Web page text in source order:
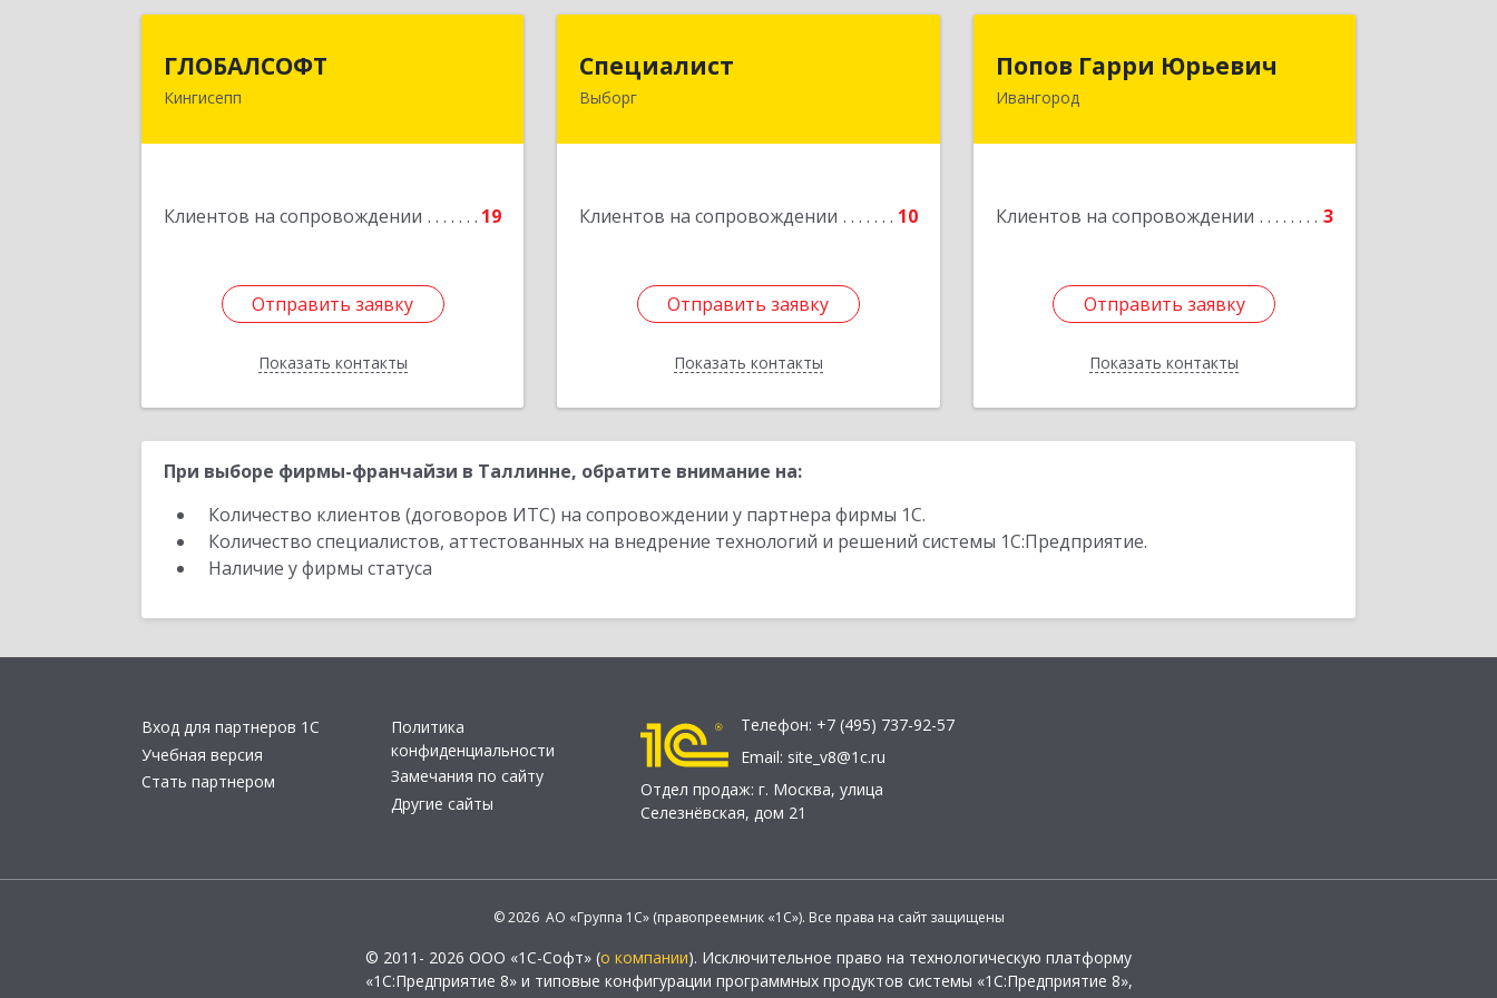
ГЛОБАЛСОФТ
Кингисепп
Клиентов на сопровождении 19
Отправить заявку
Показать контакты
Подробнее
Отправить заявку
Назад
Специалист
Выборг
Клиентов на сопровождении 10
Отправить заявку
Показать контакты
Подробнее
Отправить заявку
Назад
Попов Гарри Юрьевич
Ивангород
Клиентов на сопровождении 3
Отправить заявку
Показать контакты
Отправить заявку
Назад
При выборе фирмы-франчайзи в Таллинне, обратите внимание на:
Количество клиентов (договоров ИТС) на сопровождении у партнера фирмы 1С.
Количество специалистов, аттестованных на внедрение технологий и решений системы 1С:Предприятие.
Наличие у фирмы статуса
Вход для партнеров 1С
Учебная версия
Стать партнером
Политика
конфиденциальности
Замечания по сайту
Другие сайты
Телефон: +7 (495) 737-92-57
Email: site_v8@1c.ru
Отдел продаж: г. Москва, улица
Селезнёвская, дом 21
© 2026 АО «Группа 1С» (правопреемник «1С»). Все права на сайт защищены
© 2011- 2026 ООО «1С-Софт» (о компании). Исключительное право на технологическую платформу
«1С:Предприятие 8» и типовые конфигурации программных продуктов системы «1С:Предприятие 8»,